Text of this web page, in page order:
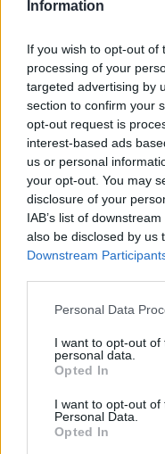
Information
If you wish to opt-out of
processing of your
targeted advertising by
section to confirm your
opt-out request is
interest-based ads
us or personal
your opt-out. You may
disclosure of your
IAB’s list of
also be disclosed by us
Downstream
Please note that this
not limited to your visit
grant or deny consent
use your data for
consent section.
Personal Data
I want to opt-out
personal data.
Opted In
I want to opt-out of
Personal Data.
Opted In
i
Su
345
Condividi l'articolo